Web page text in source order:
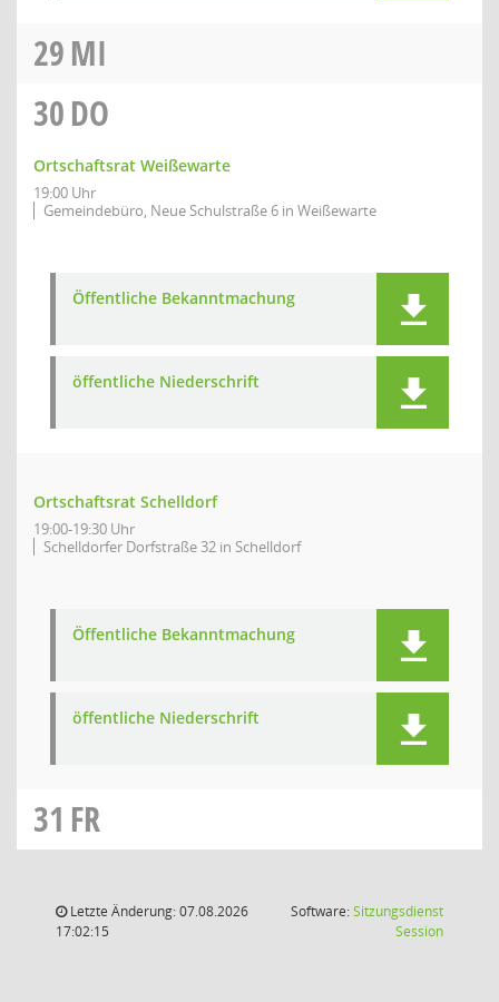
29MI
30DO
Ortschaftsrat Weißewarte
19:00 Uhr
Gemeindebüro, Neue Schulstraße 6 in Weißewarte
Öffentliche Bekanntmachung
öffentliche Niederschrift
Ortschaftsrat Schelldorf
19:00-19:30 Uhr
Schelldorfer Dorfstraße 32 in Schelldorf
Öffentliche Bekanntmachung
öffentliche Niederschrift
31 FR
Letzte Änderung: 07.08.2026
17:02:15
Software:Sitzungsdienst
Session(Wird in